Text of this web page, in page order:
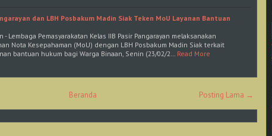
dan LBH Posbakum Madin Siak Teken MoU Layanan Bantuan
- Lembaga Pemasyarakatan Kelas IIB Pasir Pangarayan melaksanakan
Nota Kesepahaman (MoU) dengan LBH Posbakum Madin Siak terkait
bantuan hukum bagi Warga Binaan, Senin (23/02/2… Read More
Posting Lama →
Beranda